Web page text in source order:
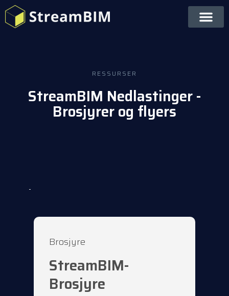
RESSURSER
StreamBIM Nedlastinger -
Brosjyrer og flyers
-
Brosjyre
StreamBIM-
Brosjyre